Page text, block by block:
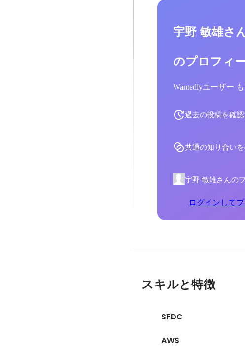
宇野 敏雄さ
のプロフィ
Wantedlyユーザー
過去の投稿を確認
共通の知り合い
宇野 敏雄さんの
ログインして
スキルと特徴
SFDC
AWS